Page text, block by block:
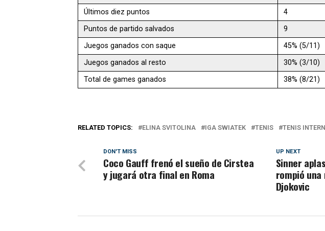
Últimos diez puntos
4
Puntos de partido salvados
9
Juegos ganados con saque
45% (5/11)
Juegos ganados al resto
30% (3/10)
Total de games ganados
38% (8/21)
RELATED TOPICS: ELINA SVITOLINA IGA SWIATEK TENIS TENIS
UP NEXT
Sinner
rompió
Djokovic
DON'T MISS
Coco Gauff frenó el sueño de Cirstea
y jugará otra final en Roma